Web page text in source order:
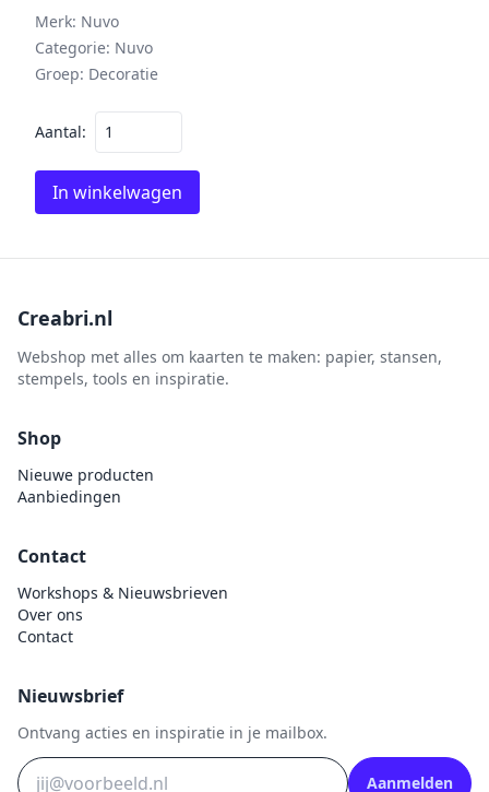
Merk: Nuvo
Categorie: Nuvo
Groep: Decoratie
Aantal:
In winkelwagen
Creabri.nl
Webshop met alles om kaarten te maken: papier, stansen,
stempels, tools en inspiratie.
Shop
Nieuwe producten
Aanbiedingen
Contact
Workshops & Nieuwsbrieven
Over ons
Contact
Nieuwsbrief
Ontvang acties en inspiratie in je mailbox.
Aanmelden